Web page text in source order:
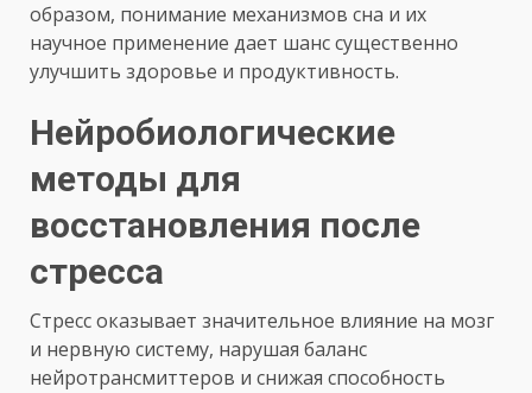
образом, понимание механизмов сна и их
научное применение дает шанс существенно
улучшить здоровье и продуктивность.
Нейробиологические
методы для
восстановления после
стресса
Стресс оказывает значительное влияние на мозг
и нервную систему, нарушая баланс
нейротрансмиттеров и снижая способность